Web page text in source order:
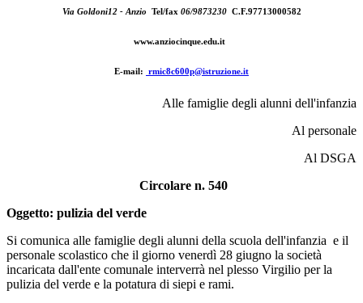
Via Goldoni12 - Anzio Tel/fax 06/9873230 C.F.97713000582
www.anziocinque.edu.it
E-mail: rmic8c600p@istruzione.it
Alle famiglie degli alunni dell'infanzia
Al personale
Al DSGA
Circolare n. 540
Oggetto: pulizia del verde
Si comunica alle famiglie degli alunni della scuola dell'infanzia e il
personale scolastico che il giorno venerdì 28 giugno la società
incaricata dall'ente comunale interverrà nel plesso Virgilio per la
pulizia del verde e la potatura di siepi e rami.